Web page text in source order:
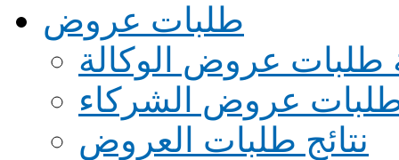
طلبات عروض
طلبات عروض الوكالة
طلبات عروض الشركاء
نتائج طلبات العروض